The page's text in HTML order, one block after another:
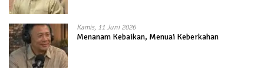
Kamis, 11 Juni 2026
Menanam Kebaikan, Menuai Keberkahan